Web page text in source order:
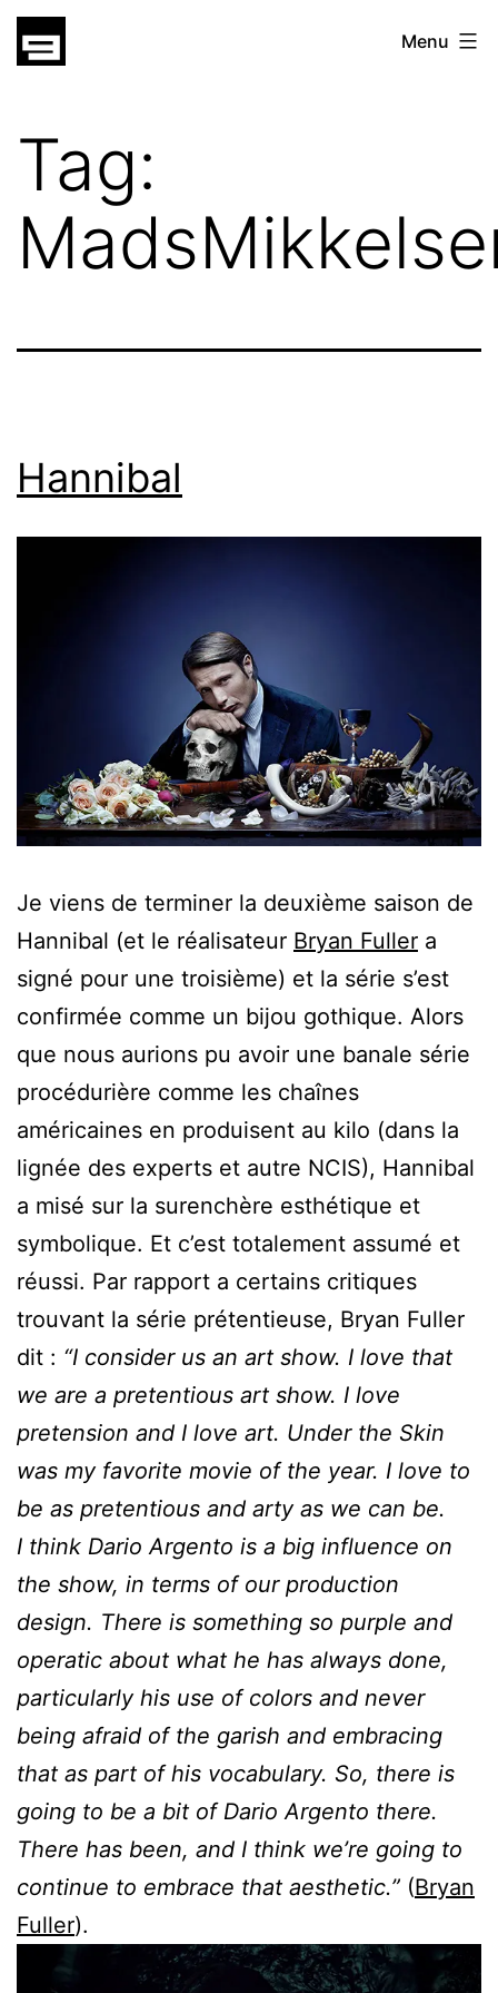
Skip
gatsu
Menu
Tag:
Hannibal
Je viens de terminer la deuxième saison de
Hannibal (et le réalisateur Bryan Fuller a
signé pour une troisième) et la série s’est
confirmée comme un bijou gothique. Alors
que nous aurions pu avoir une banale série
procédurière comme les chaînes
américaines en produisent au kilo (dans la
lignée des experts et autre NCIS), Hannibal
a misé sur la surenchère esthétique et
symbolique. Et c’est totalement assumé et
réussi. Par rapport a certains critiques
trouvant la série prétentieuse, Bryan Fuller
dit : “I consider us an art show. I love that
we are a pretentious art show. I love
pretension and I love art. Under the Skin
was my favorite movie of the year. I love to
be as pretentious and arty as we can be.
I think Dario Argento is a big influence on
the show, in terms of our production
design. There is something so purple and
operatic about what he has always done,
particularly his use of colors and never
being afraid of the garish and embracing
that as part of his vocabulary. So, there is
going to be a bit of Dario Argento there.
There has been, and I think we’re going to
continue to embrace that aesthetic.” (Bryan
Fuller).